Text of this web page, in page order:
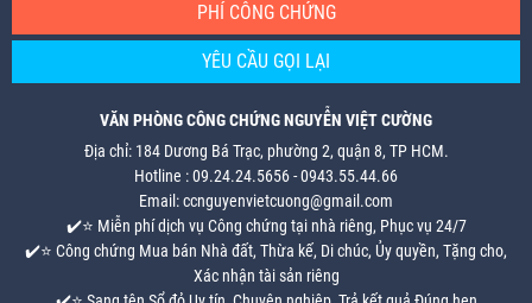
PHÍ CÔNG CHỨNG
YÊU CẦU GỌI LẠI
VĂN PHÒNG CÔNG CHỨNG NGUYỄN VIỆT CƯỜNG
Địa chỉ: 184 Dương Bá Trạc, phường 2, quận 8, TP HCM.
Hotline : 09.24.24.5656 - 0943.55.44.66
Email: ccnguyenvietcuong@gmail.com
✔️⭐ Miễn phí dịch vụ Công chứng tại nhà riêng, Phục vụ 24/7
✔️⭐ Công chứng Mua bán Nhà đất, Thừa kế, Di chúc, Ủy quyền, Tặng cho,
Xác nhận tài sản riêng